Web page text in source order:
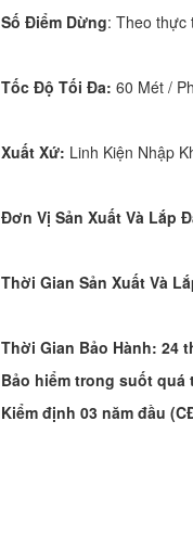
Số Điểm Dừng: Theo thực
Tốc Độ Tối Đa: 60 Mét /
Xuất Xứ: Linh Kiện Nhập
Đơn Vị Sản Xuất Và Lắp
Thời Gian Sản Xuất Và
Thời Gian Bảo Hành: 24
Bảo hiểm trong suốt
Kiểm định 03 năm đầu